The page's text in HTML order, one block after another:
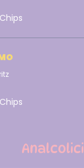
Analcolici